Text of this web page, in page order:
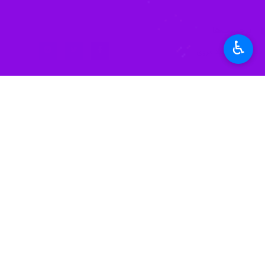
برچسب‌ها
مشهد احمد مروی ♿︎